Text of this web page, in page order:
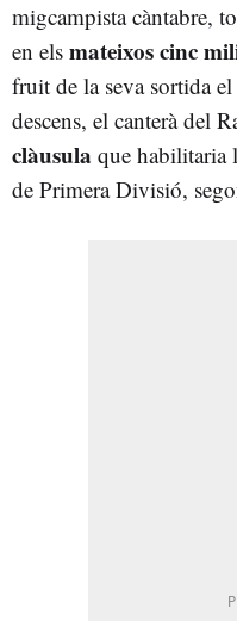
migcampista càntabre,
en els mateixos cinc
fruit de la seva sortida
descens, el canterà del
clàusula que habilitaria
de Primera Divisió,